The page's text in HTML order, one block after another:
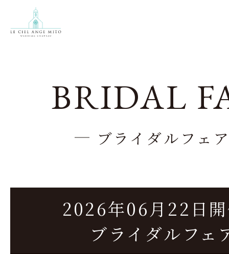
BRIDAL
ブライダルフェ
2026年06月22日
ブライダルフェ